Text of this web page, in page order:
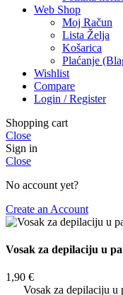
Web Shop
Moj Račun
Lista Želja
Košarica
Plaćanje
Wishlist
Compare
Login / Register
Shopping cart
Close
Sign in
Close
No account yet?
Create an Account
Vosak za depilaciju u
1,90 €
Vosak za depilaciju